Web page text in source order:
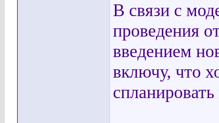
В связи с
проведения
введением
включу, что